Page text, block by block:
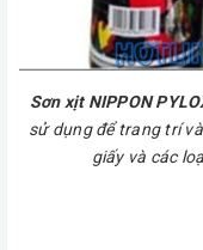
Sơn xịt NIPPON
sử dụng để trang trí
giấy và các